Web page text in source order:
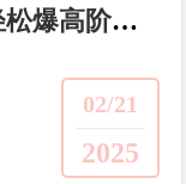
龙剑传奇BOSS之家攻略：轻松爆高阶装备
02/21
2025